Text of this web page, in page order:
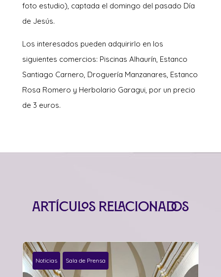
foto estudio), captada el domingo del pasado Día
de Jesús.
Los interesados pueden adquirirlo en los
siguientes comercios: Piscinas Alhaurín, Estanco
Santiago Carnero, Droguería Manzanares, Estanco
Rosa Romero y Herbolario Garagui, por un precio
de 3 euros.
Artículos relacionados
Noticias Sala de Prensa